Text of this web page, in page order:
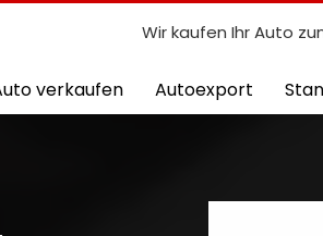
Wir kaufen Ihr Auto
verkaufen Autoexport